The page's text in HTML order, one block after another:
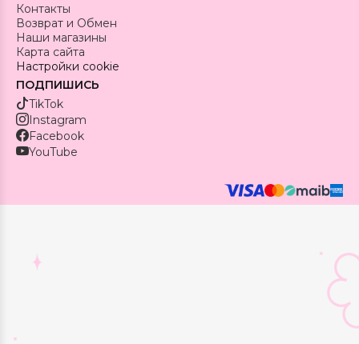
Контакты
Возврат и Обмен
Наши магазины
Карта сайта
Настройки cookie
ПОДПИШИСЬ
TikTok
Instagram
Facebook
YouTube